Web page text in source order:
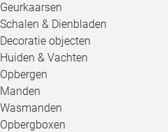
Geurkaarsen
Schalen & Dienbladen
Decoratie objecten
Huiden & Vachten
Opbergen
Manden
Wasmanden
Opbergboxen